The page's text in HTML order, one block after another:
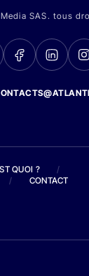
SAS. tous
QUOI ?
/
/ CONTACT